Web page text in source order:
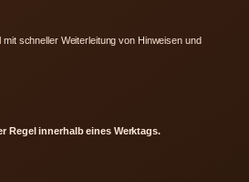
schneller Weiterleitung von Hinweisen und
Regel innerhalb eines Werktags.